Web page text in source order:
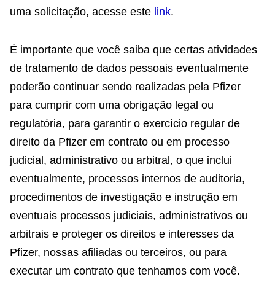
uma solicitação, acesse este link.
É importante que você saiba que certas atividades
de tratamento de dados pessoais eventualmente
poderão continuar sendo realizadas pela Pfizer
para cumprir com uma obrigação legal ou
regulatória, para garantir o exercício regular de
direito da Pfizer em contrato ou em processo
judicial, administrativo ou arbitral, o que inclui
eventualmente, processos internos de auditoria,
procedimentos de investigação e instrução em
eventuais processos judiciais, administrativos ou
arbitrais e proteger os direitos e interesses da
Pfizer, nossas afiliadas ou terceiros, ou para
executar um contrato que tenhamos com você.